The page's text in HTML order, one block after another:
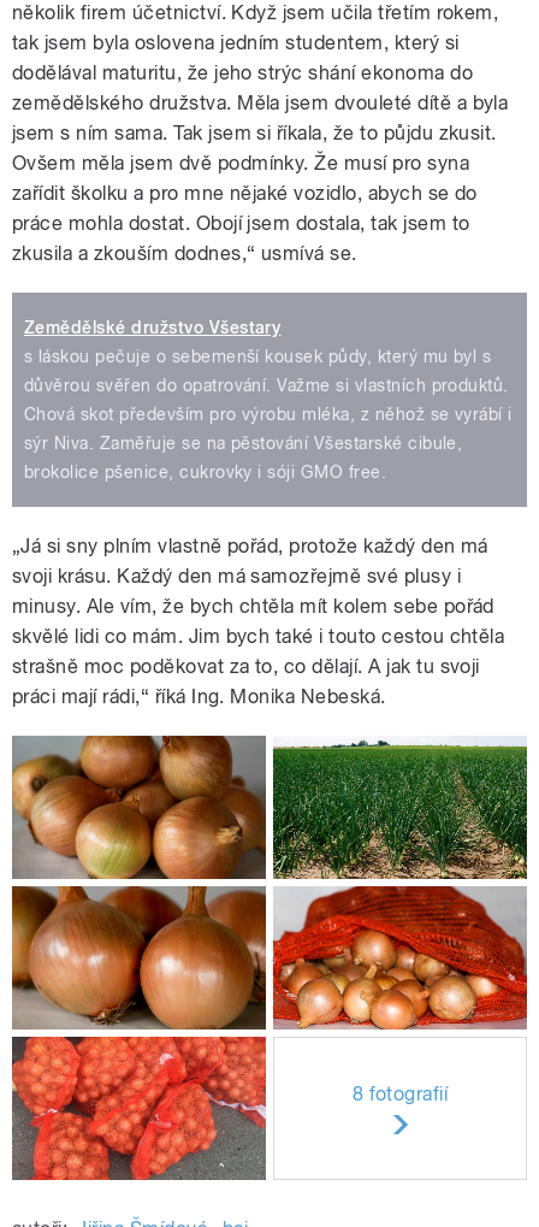
několik firem účetnictví. Když jsem učila třetím rokem,
tak jsem byla oslovena jedním studentem, který si
dodělával maturitu, že jeho strýc shání ekonoma do
zemědělského družstva. Měla jsem dvouleté dítě a byla
jsem s ním sama. Tak jsem si říkala, že to půjdu zkusit.
Ovšem měla jsem dvě podmínky. Že musí pro syna
zařídit školku a pro mne nějaké vozidlo, abych se do
práce mohla dostat. Obojí jsem dostala, tak jsem to
zkusila a zkouším dodnes,“ usmívá se.
Zemědělské družstvo Všestary
s láskou pečuje o sebemenší kousek půdy, který mu byl s
důvěrou svěřen do opatrování. Važme si vlastních produktů.
Chová skot především pro výrobu mléka, z něhož se vyrábí i
sýr Niva. Zaměřuje se na pěstování Všestarské cibule,
brokolice pšenice, cukrovky i sóji GMO free.
„Já si sny plním vlastně pořád, protože každý den má
svoji krásu. Každý den má samozřejmě své plusy i
minusy. Ale vím, že bych chtěla mít kolem sebe pořád
skvělé lidi co mám. Jim bych také i touto cestou chtěla
strašně moc poděkovat za to, co dělají. A jak tu svoji
práci mají rádi,“ říká Ing. Monika Nebeská.
8 fotografií